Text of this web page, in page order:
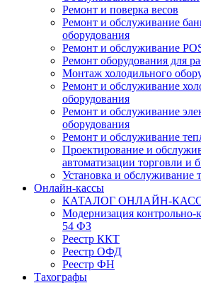
Ремонт и поверка весов
Ремонт и обслуживание
оборудования
Ремонт и обслуживание
Ремонт оборудования для
Монтаж холодильного
Ремонт и обслуживание
оборудования
Ремонт и обслуживание
оборудования
Ремонт и обслуживание
Проектирование и
автоматизации торговли и
Установка и обслуживание
Онлайн-кассы
КАТАЛОГ ОНЛАЙН-
Модернизация контрольно-
54 ФЗ
Реестр ККТ
Реестр ОФД
Реестр ФН
Тахографы